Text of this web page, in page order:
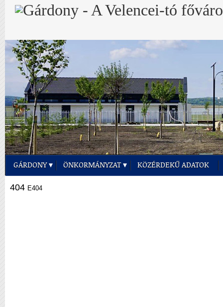
GÁRDONY ÖNKORMÁNYZAT KÖZÉRDEKŰ ADATOK
404 E404